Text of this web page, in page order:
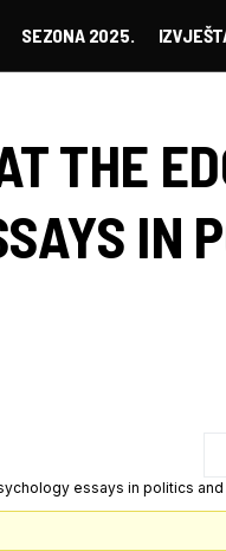
SEZONA 2025.
THE
IN
essays in politics and